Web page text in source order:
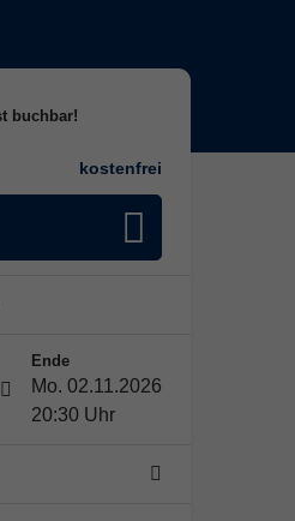
kostenfrei
Ende
Mo. 02.11.2026
20:30 Uhr